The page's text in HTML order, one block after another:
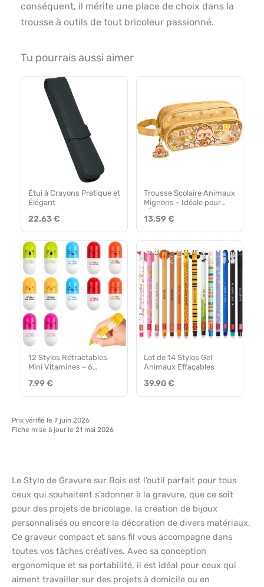
conséquent, il mérite une place de choix dans la
trousse à outils de tout bricoleur passionné.
Tu pourrais aussi aimer
Étui à Crayons Pratique et
Élégant
22.63 €
Trousse Scolaire Animaux
Mignons – Idéale pour
13.59 €
12 Stylos Rétractables
Mini Vitamines – 6
7.99 €
Lot de 14 Stylos Gel
Animaux Effaçables
39.90 €
Prix vérifié le 7 juin 2026
Fiche mise à jour le 21 mai 2026
Le Stylo de Gravure sur Bois est l’outil parfait pour tous
ceux qui souhaitent s’adonner à la gravure, que ce soit
pour des projets de bricolage, la création de bijoux
personnalisés ou encore la décoration de divers matériaux.
Ce graveur compact et sans fil vous accompagne dans
toutes vos tâches créatives. Avec sa conception
ergonomique et sa portabilité, il est idéal pour ceux qui
aiment travailler sur des projets à domicile ou en